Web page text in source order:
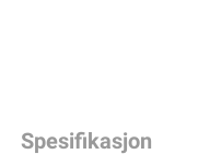
Spesifikasjon